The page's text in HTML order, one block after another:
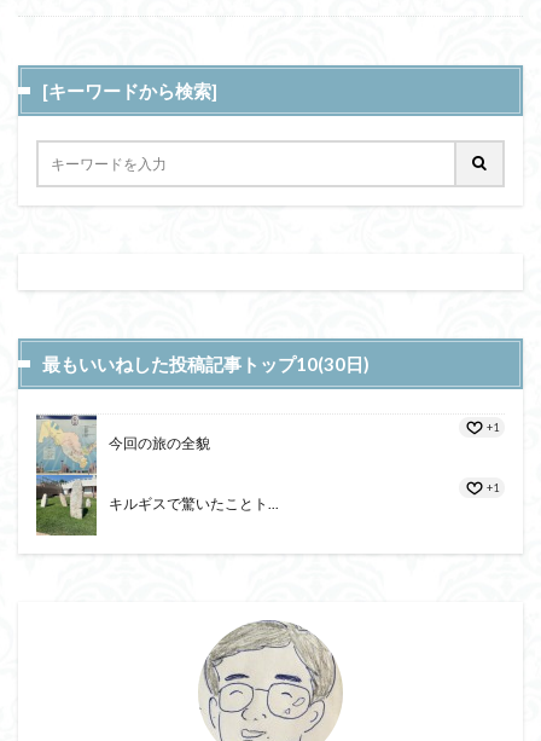
[キーワードから検索]
最もいいねした投稿記事トップ10(30日)
今回の旅の全貌
+1
キルギスで驚いたことト...
+1